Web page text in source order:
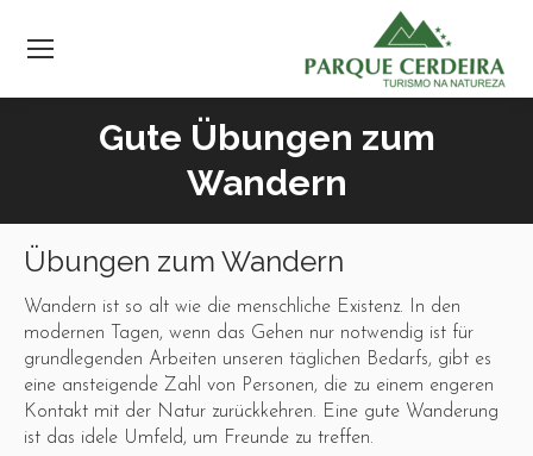
Gute Übungen zum
Wandern
Übungen zum Wandern
Wandern ist so alt wie die menschliche Existenz. In den
modernen Tagen, wenn das Gehen nur notwendig ist für
grundlegenden Arbeiten unseren täglichen Bedarfs, gibt es
eine ansteigende Zahl von Personen, die zu einem engeren
Kontakt mit der Natur zurückkehren. Eine gute Wanderung
ist das idele Umfeld, um Freunde zu treffen.